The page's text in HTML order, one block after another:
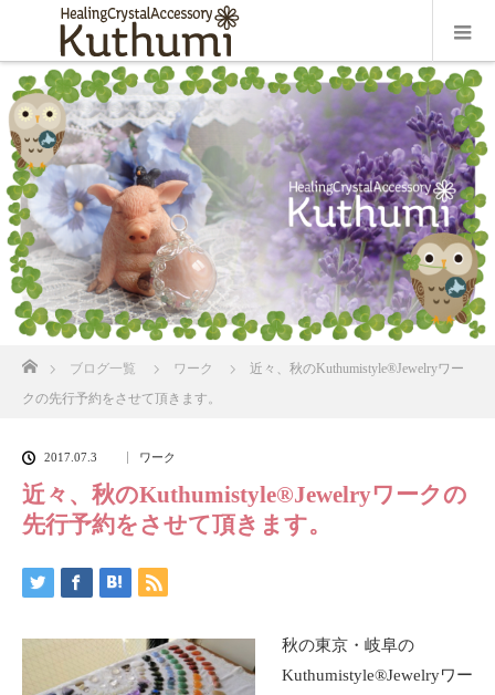
ブログ一覧 ワーク
近々、秋のKuthumistyle®Jewelryワー
クの先行予約をさせて頂きます。
2017.07.3 ワーク
近々、秋のKuthumistyle®Jewelryワークの
先行予約をさせて頂きます。
秋の東京・岐阜の
Kuthumistyle®Jewelryワー